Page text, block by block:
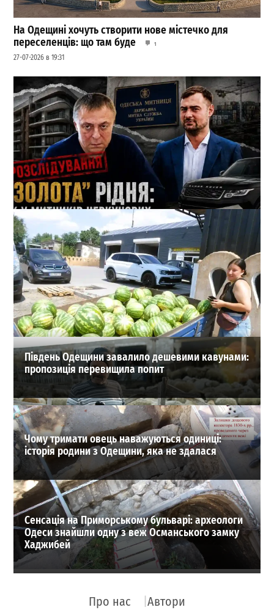
На Одещині хочуть створити нове містечко для
переселенців: що там буде
1
27-07-2026 в 19:31
Кеш і Range Rover від пенсіонерки: які подарунки
отримала родина 1-го зама Одеської митниці
1
21-07-2026 в 11:08
ВИБІР РЕДАКЦІЇ
Південь Одещини завалило дешевими кавунами:
пропозиція перевищила попит
Чому тримати овець наважуються одиниці:
історія родини з Одещини, яка не здалася
Сенсація на Приморському бульварі: археологи
Одеси знайшли одну з веж Османського замку
Хаджибей
Про нас Автори